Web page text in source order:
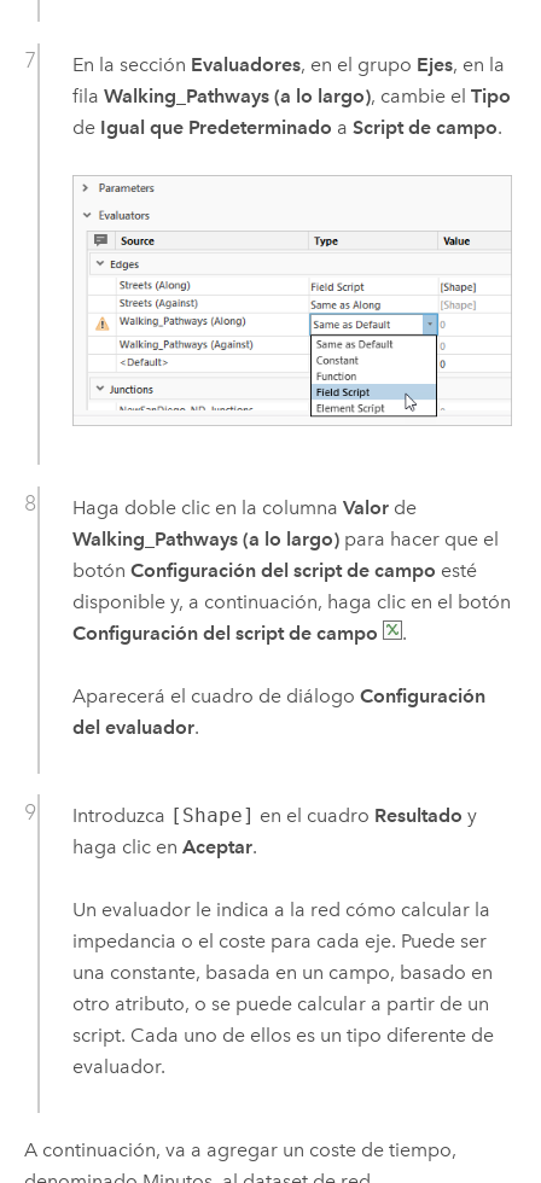
En la sección Evaluadores, en el grupo Ejes, en la
fila Walking_Pathways (a lo largo), cambie el Tipo
de Igual que Predeterminado a Script de campo.
Haga doble clic en la columna Valorde
Walking_Pathways (a lo largo)para hacer que el
botón Configuración del script de campo esté
disponible y, a continuación, haga clic en el botón
Configuración del script de campo
.
Aparecerá el cuadro de diálogo Configuración
del evaluador.
Introduzca [Shape] en el cuadro Resultado y
haga clic en Aceptar.
Un evaluador le indica a la red cómo calcular la
impedancia o el coste para cada eje. Puede ser
una constante, basada en un campo, basado en
otro atributo, o se puede calcular a partir de un
script. Cada uno de ellos es un tipo diferente de
evaluador.
A continuación, va a agregar un coste de tiempo,